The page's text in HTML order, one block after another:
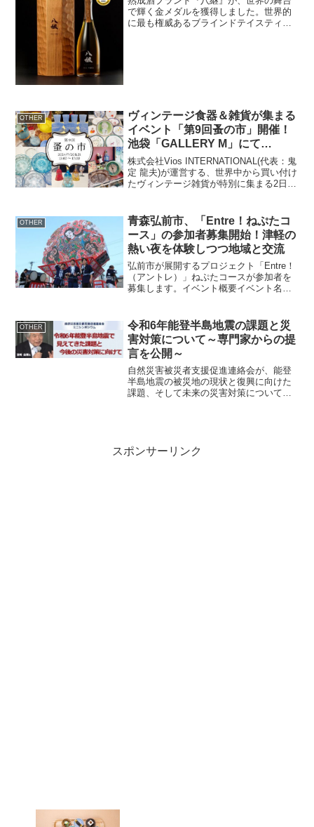
で輝く金メダルを獲得しました。世界的
に最も権威あるブラインドテイスティン
OTHER
ヴィンテージ食器＆雑貨が集まる
イベント「第9回蚤の市」開催！
池袋「GALLERY M」にて
7/20(土)21(日)の2日間限り！
株式会社Vios INTERNATIONAL(代表：鬼
定 龍夫)が運営する、世界中から買い付け
たヴィンテージ雑貨が特別に集まる2日間
ヴェニスの商...
OTHER
青森弘前市、「Entre！ねぷたコ
ース」の参加者募集開始！津軽の
熱い夜を体験しつつ地域と交流
弘前市が展開するプロジェクト「Entre！
（アントレ）」ねぷたコースが参加者を
募集します。イベント概要イベント名：
の方定員：20名参加費：社会人 22,000...
OTHER
令和6年能登半島地震の課題と災
害対策について～専門家からの提
言を公開～
自然災害被災者支援促進連絡会が、能登
半島地震の被災地の現状と復興に向けた
課題、そして未来の災害対策についての
スポンサーリンク